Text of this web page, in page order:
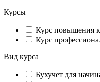
Курсы
Курс повышения
Курс
Вид курса
Бухучет для